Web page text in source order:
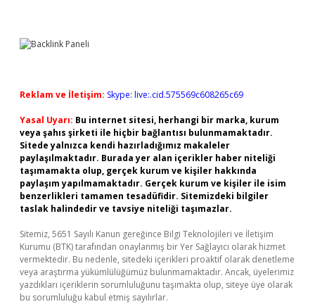
Reklam ve İletişim: Skype: live:.cid.575569c608265c69
Yasal Uyarı: Bu internet sitesi, herhangi bir marka, kurum
veya şahıs şirketi ile hiçbir bağlantısı bulunmamaktadır.
Sitede yalnızca kendi hazırladığımız makaleler
paylaşılmaktadır. Burada yer alan içerikler haber niteliği
taşımamakta olup, gerçek kurum ve kişiler hakkında
paylaşım yapılmamaktadır. Gerçek kurum ve kişiler ile isim
benzerlikleri tamamen tesadüfidir. Sitemizdeki bilgiler
taslak halindedir ve tavsiye niteliği taşımazlar.
Sitemiz, 5651 Sayılı Kanun gereğince Bilgi Teknolojileri ve İletişim
Kurumu (BTK) tarafından onaylanmış bir Yer Sağlayıcı olarak hizmet
vermektedir. Bu nedenle, sitedeki içerikleri proaktif olarak denetleme
veya araştırma yükümlülüğümüz bulunmamaktadır. Ancak, üyelerimiz
yazdıkları içeriklerin sorumluluğunu taşımakta olup, siteye üye olarak
bu sorumluluğu kabul etmiş sayılırlar.